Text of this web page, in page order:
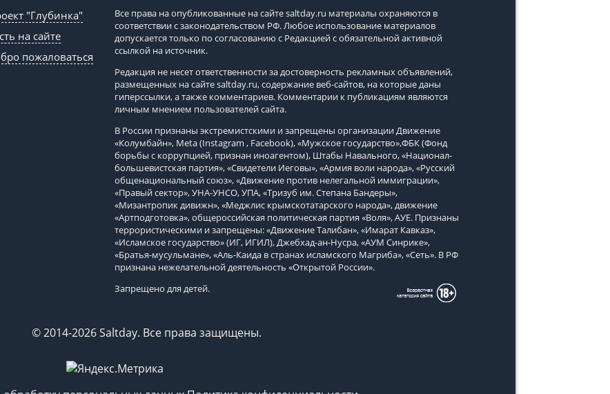
"Глубинка"
на сайте
пожаловаться
Все права на опубликованные на сайтеsaltday.ru материалы охраняются в
соответствии с законодательством РФ. Любое использование материалов
допускается только по согласованию с Редакцией с обязательной активной
ссылкой на источник.
Редакция не несет ответственности за достоверность рекламных объявлений,
размещенных на сайтеsaltday.ru, содержание веб-сайтов, на которые даны
гиперссылки, а также комментариев. Комментарии к публикациям являются
личным мнением пользователей сайта.
В России признаны экстремистскими и запрещены организации Движение
«Колумбайн», Meta (Instagram , Facebook), «Мужское государство»,ФБК (Фонд
борьбы с коррупцией, признан иноагентом), Штабы Навального, «Национал-
большевистская партия», «Свидетели Иеговы», «Армия воли народа», «Русский
общенациональный союз», «Движение против нелегальной иммиграции»,
«Правый сектор», УНА-УНСО, УПА, «Тризуб им. Степана Бандеры»,
«Мизантропик дивижн», «Меджлис крымскотатарского народа», движение
«Артподготовка», общероссийская политическая партия «Воля», АУЕ. Признаны
террористическими и запрещены: «Движение Талибан», «Имарат Кавказ»,
«Исламское государство» (ИГ, ИГИЛ), Джебхад-ан-Нусра, «АУМ Синрике»,
«Братья-мусульмане», «Аль-Каида в странах исламского Магриба», «Сеть». В РФ
признана нежелательной деятельность «Открытой России».
Запрещено для детей.
© 2014-2026 Saltday. Все права защищены.